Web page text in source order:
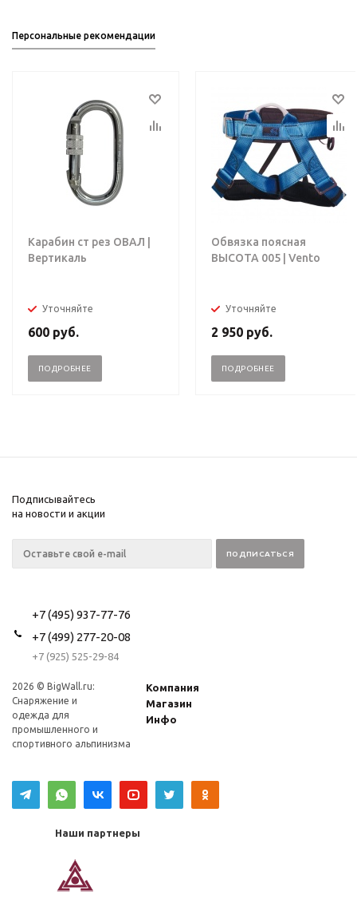
Персональные рекомендации
Карабин ст рез ОВАЛ |
Вертикаль
Уточняйте
600 руб.
ПОДРОБНЕЕ
Обвязка поясная
ВЫСОТА 005 | Vento
Уточняйте
2 950 руб.
ПОДРОБНЕЕ
Подписывайтесь
на новости и акции
+7 (495) 937-77-76
+7 (499) 277-20-08
+7 (925) 525-29-84
2026 © BigWall.ru:
Снаряжение и
одежда для
промышленного и
спортивного альпинизма
Компания
Магазин
Инфо
Наши партнеры